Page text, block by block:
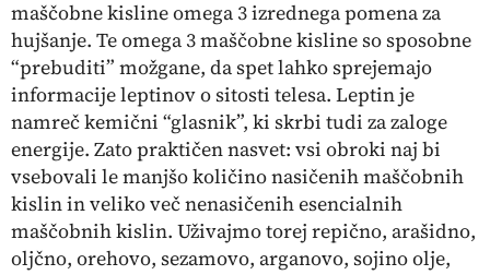
maščobne kisline omega 3 izrednega pomena za
hujšanje. Te omega 3 maščobne kisline so sposobne
“prebuditi” možgane, da spet lahko sprejemajo
informacije leptinov o sitosti telesa. Leptin je
namreč kemični “glasnik”, ki skrbi tudi za zaloge
energije. Zato praktičen nasvet: vsi obroki naj bi
vsebovali le manjšo količino nasičenih maščobnih
kislin in veliko več nenasičenih esencialnih
maščobnih kislin. Uživajmo torej repično, arašidno,
oljčno, orehovo, sezamovo, arganovo, sojino olje,